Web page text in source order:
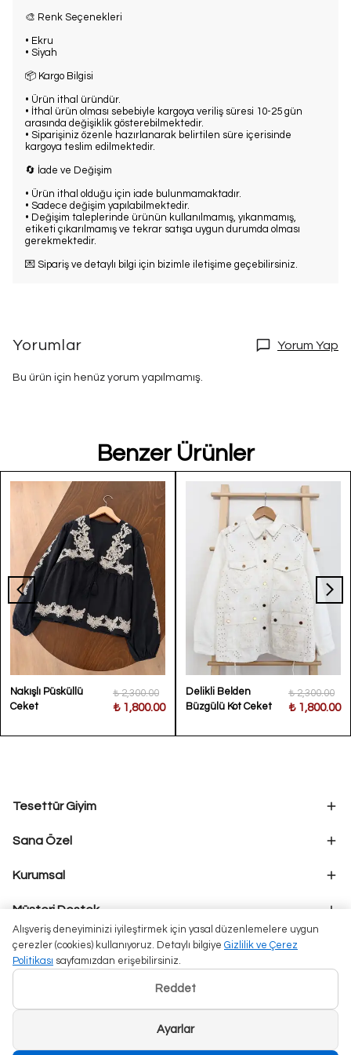
Alışveriş deneyiminizi iyileştirmek için yasal düzenlemelere uygun
çerezler (cookies) kullanıyoruz. Detaylı bilgiye Gizlilik ve Çerez
Politikası sayfamızdan erişebilirsiniz.
Reddet
Ayarlar
🎨 Renk Seçenekleri
• Ekru
• Siyah
📦 Kargo Bilgisi
• Ürün ithal üründür.
• İthal ürün olması sebebiyle kargoya veriliş süresi 10-25 gün
arasında değişiklik gösterebilmektedir.
• Siparişiniz özenle hazırlanarak belirtilen süre içerisinde
kargoya teslim edilmektedir.
🔄 İade ve Değişim
• Ürün ithal olduğu için iade bulunmamaktadır.
• Sadece değişim yapılabilmektedir.
• Değişim taleplerinde ürünün kullanılmamış, yıkanmamış,
etiketi çıkarılmamış ve tekrar satışa uygun durumda olması
gerekmektedir.
💌 Sipariş ve detaylı bilgi için bizimle iletişime geçebilirsiniz.
Yorumlar Yorum Yap
Bu ürün için henüz yorum yapılmamış.
Benzer Ürünler
Nakışlı Püsküllü
Ceket
₺ 2,300.00
₺ 1,800.00
Delikli Belden
Büzgülü Kot Ceket
₺ 2,300.00
₺ 1,800.00
Tesettür Giyim
Sana Özel
Kurumsal
Müşteri Destek